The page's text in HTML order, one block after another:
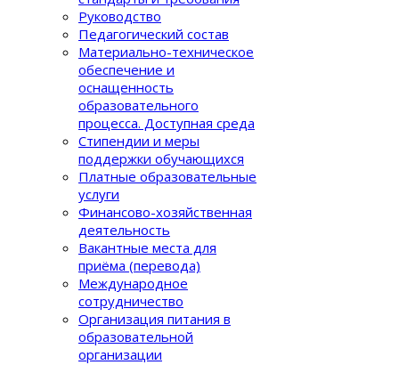
Руководство
Педагогический состав
Материально-техническое
обеспечение и
оснащенность
образовательного
процеcса. Доступная среда
Стипендии и меры
поддержки обучающихся
Платные образовательные
услуги
Финансово-хозяйственная
деятельность
Вакантные места для
приёма (перевода)
Международное
сотрудничество
Организация питания в
образовательной
организации